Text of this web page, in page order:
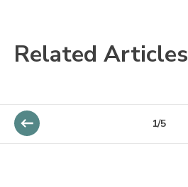
Related Articles
1/5